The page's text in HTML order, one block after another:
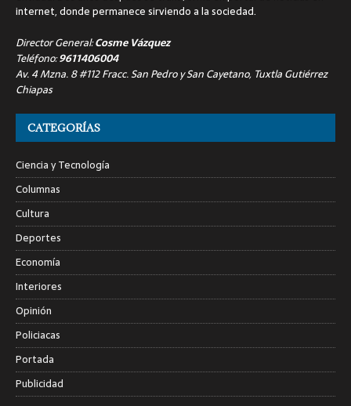
internet, donde permanece sirviendo a la sociedad.
Director General:Cosme Vázquez
Teléfono:9611406004
Av. 4 Mzna. 8 #112 Fracc. San Pedro y San Cayetano, Tuxtla Gutiérrez
Chiapas
CATEGORÍAS
Ciencia y Tecnología
Columnas
Cultura
Deportes
Economía
Interiores
Opinión
Policiacas
Portada
Publicidad